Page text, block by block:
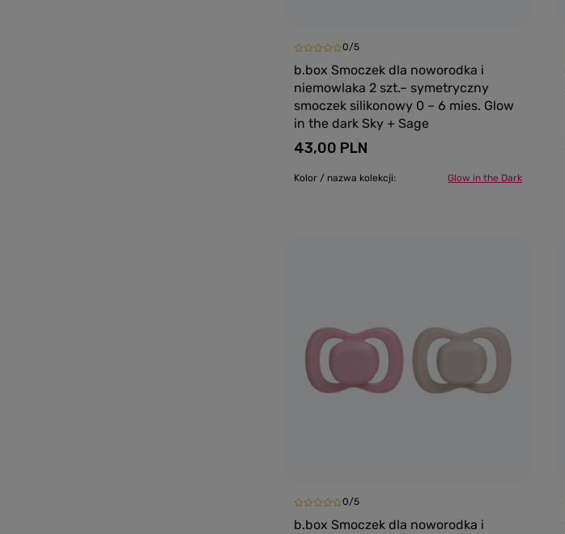
0/5
b.box Smoczek dla noworodka i
niemowlaka 2 szt.– symetryczny
smoczek silikonowy 0 – 6 mies. Glow
in the dark Sky + Sage
43,00 PLN
Kolor / nazwa kolekcji: Glow in the Dark
0/5
b.box Smoczek dla noworodka i